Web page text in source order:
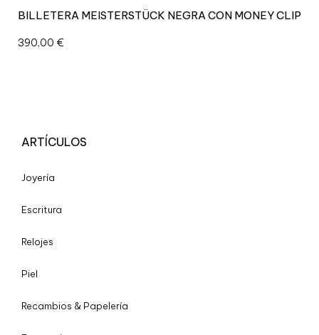
t
d
BILLETERA MEISTERSTÜCK NEGRA CON MONEY CLIP
390,00 €
ARTÍCULOS
Joyería
Escritura
Relojes
Piel
Recambios & Papelería